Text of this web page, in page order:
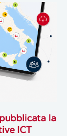
la
ICT